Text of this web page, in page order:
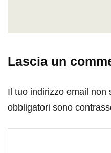
Lascia un
Il tuo indirizzo email non
obbligatori sono